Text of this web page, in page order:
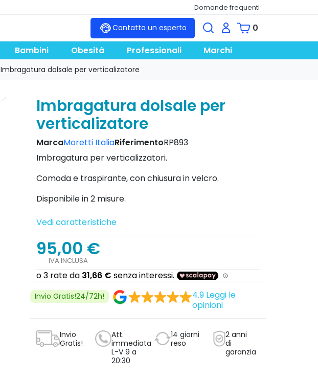
Domande frequenti
Contatta un esperto
0
Bambini Obesità Professionali Marchi
Imbragatura dolsale per verticalizatore
Imbragatura dolsale per
verticalizatore
MarcaMoretti ItaliaRiferimentoRP893
Imbragatura per verticalizzatori.
Comoda e traspirante, con chiusura in velcro.
Disponibile in 2 misure.
Vedi caratteristiche
95,00 €
IVA INCLUSA
Invio Gratis!24/72h! 4.9 Leggi le
opinioni
Invio
Gratis!
Att.
immediata
L-V 9 a
20:30
14 giorni
reso
2 anni
di
garanzia